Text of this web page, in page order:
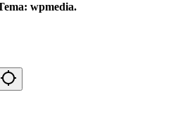
wpmedia.